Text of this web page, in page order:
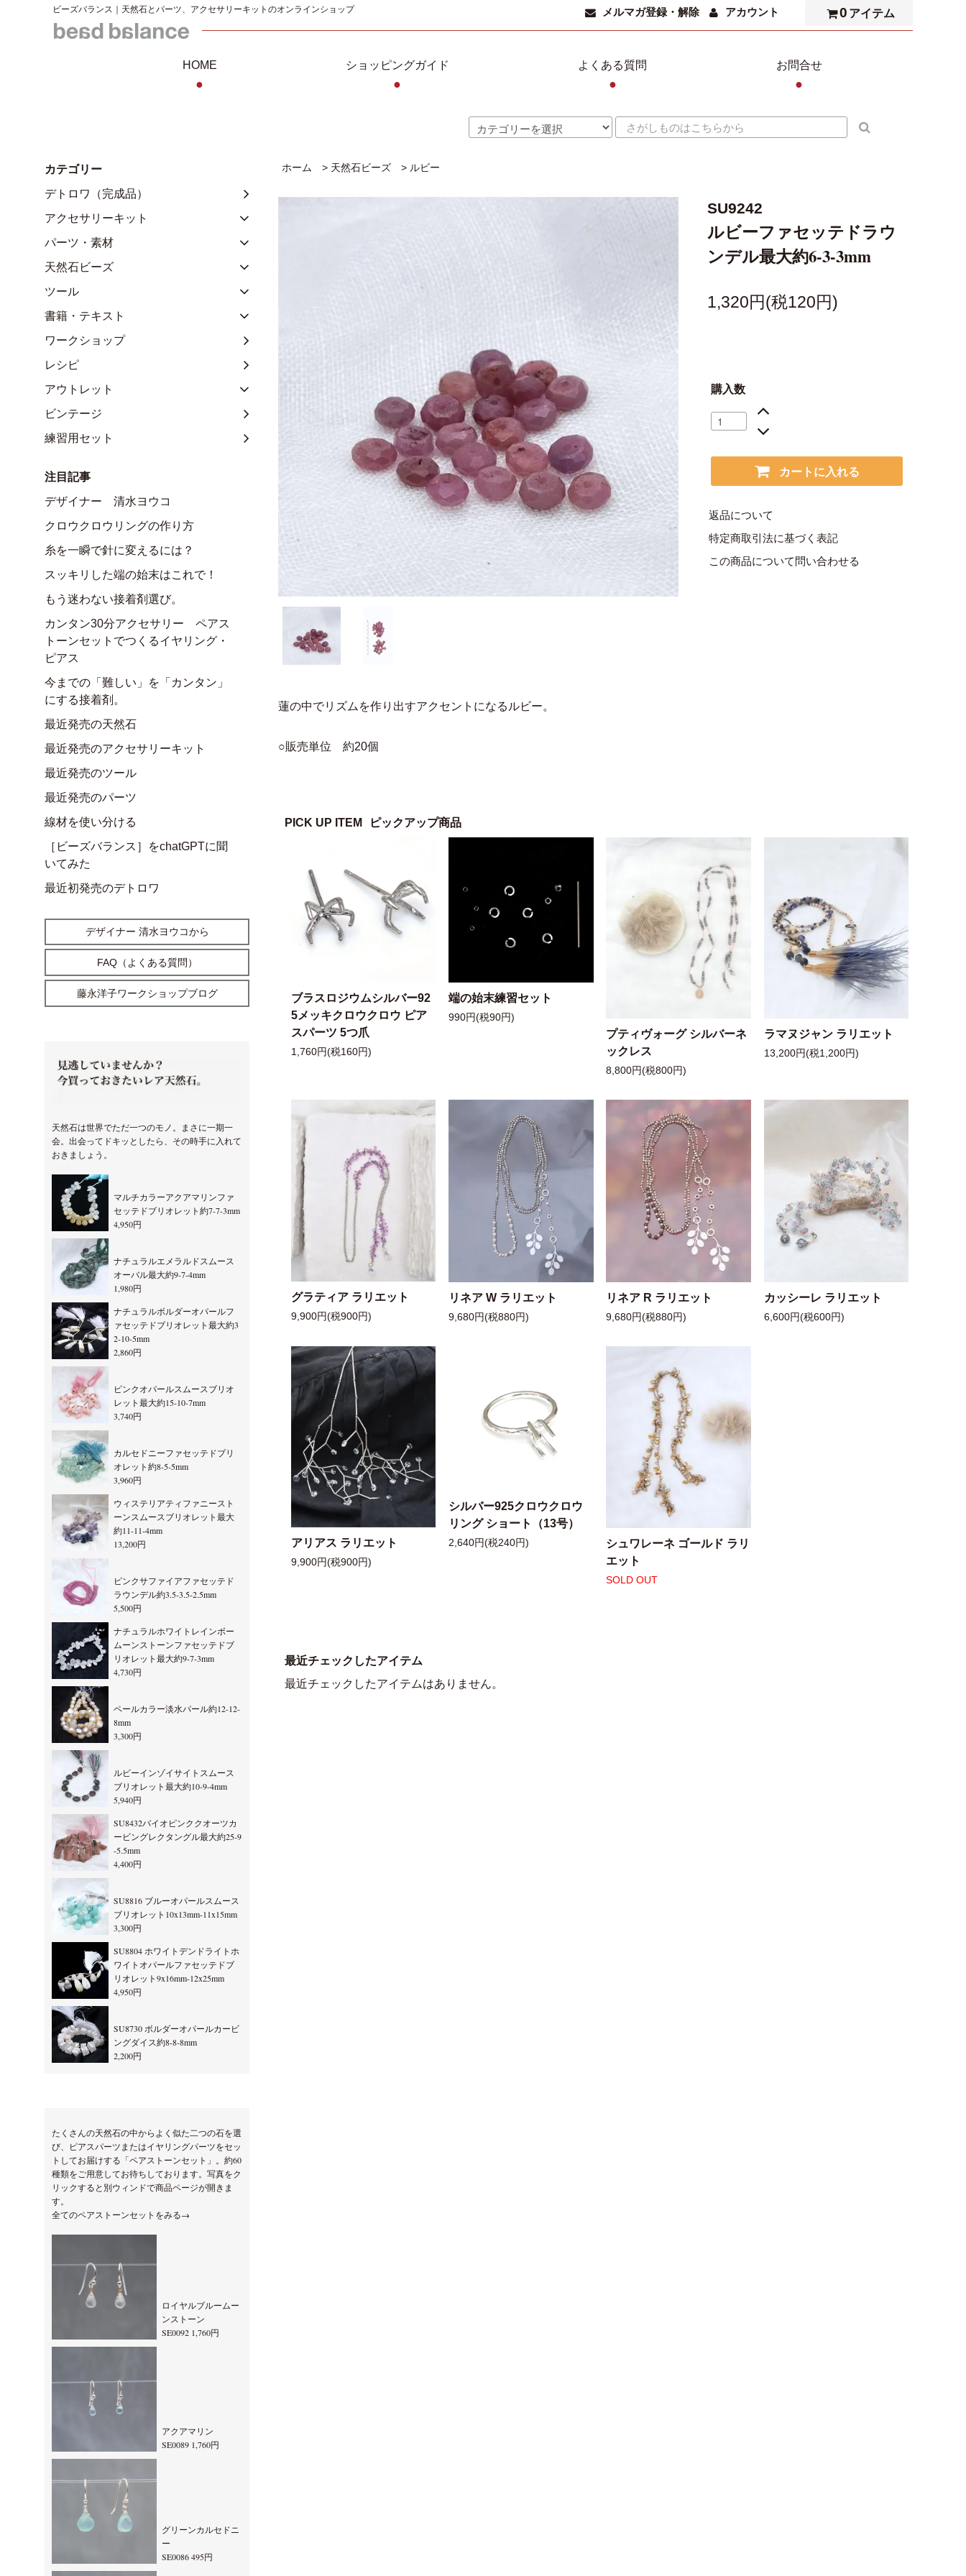
ビーズバランス｜天然石とパーツ、アクセサリーキットのオンラインショップ メルマガ登録・解除 アカウント 0 アイテム
HOME
●
ショッピングガイド
●
よくある質問
●
お問合せ
●
ホーム > 天然石ビーズ > ルビー
SU9242
ルビーファセッテドラウ
ンデル最大約6-3-3mm
1,320円(税120円)
購入数
カートに入れる
返品について
特定商取引法に基づく表記
この商品について問い合わせる
蓮の中でリズムを作り出すアクセントになるルビー。
○販売単位 約20個
PICK UP ITEM ピックアップ商品
ブラスロジウムシルバー92
5メッキクロウクロウ ピア
スパーツ 5つ爪
1,760円(税160円)
端の始末練習セット
990円(税90円)
プティヴォーグ シルバーネ
ックレス
8,800円(税800円)
ラマヌジャン ラリエット
13,200円(税1,200円)
グラティア ラリエット
9,900円(税900円)
リネア W ラリエット
9,680円(税880円)
リネア R ラリエット
9,680円(税880円)
カッシーレ ラリエット
6,600円(税600円)
アリアス ラリエット
9,900円(税900円)
シルバー925クロウクロウ
リング ショート（13号）
2,640円(税240円)
シュワレーネ ゴールド ラリ
エット
SOLD OUT
最近チェックしたアイテム
最近チェックしたアイテムはありません。
カテゴリー
デトロワ（完成品）
アクセサリーキット
パーツ・素材
天然石ビーズ
ツール
書籍・テキスト
ワークショップ
レシピ
アウトレット
ビンテージ
練習用セット
注目記事
デザイナー 清水ヨウコ
クロウクロウリングの作り方
糸を一瞬で針に変えるには？
スッキリした端の始末はこれで！
もう迷わない接着剤選び。
カンタン30分アクセサリー ペアス
トーンセットでつくるイヤリング・
ピアス
今までの「難しい」を「カンタン」
にする接着剤。
最近発売の天然石
最近発売のアクセサリーキット
最近発売のツール
最近発売のパーツ
線材を使い分ける
［ビーズバランス］をchatGPTに聞
いてみた
最近初発売のデトロワ
デザイナー 清水ヨウコから
FAQ（よくある質問）
藤永洋子ワークショップブログ
天然石は世界でただ一つのモノ。まさに一期一
会。出会ってドキッとしたら、その時手に入れて
おきましょう。
マルチカラーアクアマリンファ
セッテドブリオレット約7-7-3mm
4,950円
ナチュラルエメラルドスムース
オーバル最大約9-7-4mm
1,980円
ナチュラルボルダーオパールフ
ァセッテドブリオレット最大約3
2-10-5mm
2,860円
ピンクオパールスムースブリオ
レット最大約15-10-7mm
3,740円
カルセドニーファセッテドブリ
オレット約8-5-5mm
3,960円
ウィステリアティファニースト
ーンスムースブリオレット最大
約11-11-4mm
13,200円
ピンクサファイアファセッテド
ラウンデル約3.5-3.5-2.5mm
5,500円
ナチュラルホワイトレインボー
ムーンストーンファセッテドブ
リオレット最大約9-7-3mm
4,730円
ペールカラー淡水パール約12-12-
8mm
3,300円
ルビーインゾイサイトスムース
ブリオレット最大約10-9-4mm
5,940円
SU8432バイオピンククオーツカ
ービングレクタングル最大約25-9
-5.5mm
4,400円
SU8816 ブルーオパールスムース
ブリオレット10x13mm-11x15mm
3,300円
SU8804 ホワイトデンドライトホ
ワイトオパールファセッテドブ
リオレット9x16mm-12x25mm
4,950円
SU8730 ボルダーオパールカービ
ングダイス約8-8-8mm
2,200円
たくさんの天然石の中からよく似た二つの石を選
び、ピアスパーツまたはイヤリングパーツをセッ
トしてお届けする「ペアストーンセット」。約60
種類をご用意してお待ちしております。写真をク
リックすると別ウィンドで商品ページが開きま
す。
全てのペアストーンセットをみる→
ロイヤルブルームー
ンストーン
SE0092 1,760円
アクアマリン
SE0089 1,760円
グリーンカルセドニ
ー
SE0086 495円